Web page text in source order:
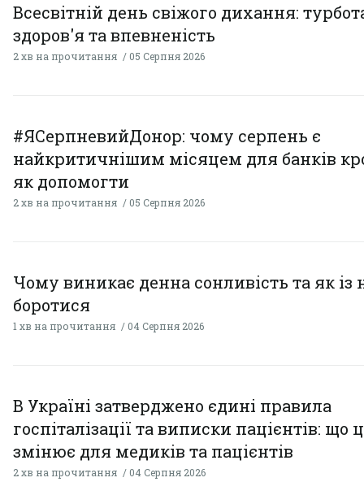
Всесвітній день свіжого дихання:
здоров'я та впевненість
2 хв на прочитання 05 Серпня 2026
#ЯСерпневийДонор: чому серпень є
найкритичнішим місяцем для банків
як допомогти
2 хв на прочитання 05 Серпня 2026
Чому виникає денна сонливість та як із
боротися
1 хв на прочитання 04 Серпня 2026
В Україні затверджено єдині правила
госпіталізації та виписки пацієнтів: що
змінює для медиків та пацієнтів
2 хв на прочитання 04 Серпня 2026